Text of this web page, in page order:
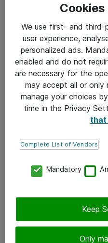
Kokeilla sai lisäksi
piirtämistä, kassakaapin
bluetooth-kaiuttimen
Lapset
päivä
Jos suunnittelet
ensi vuodeksi,
riittävän monta
sairastumiset ja
Cookies
We use first- and
user experience,
personalized ads.
enabled and do not
are necessary for the
may accept all or only
manage your choices
time in the Privacy
that
Complete List of Vendors
Mandatory
Only
Keep